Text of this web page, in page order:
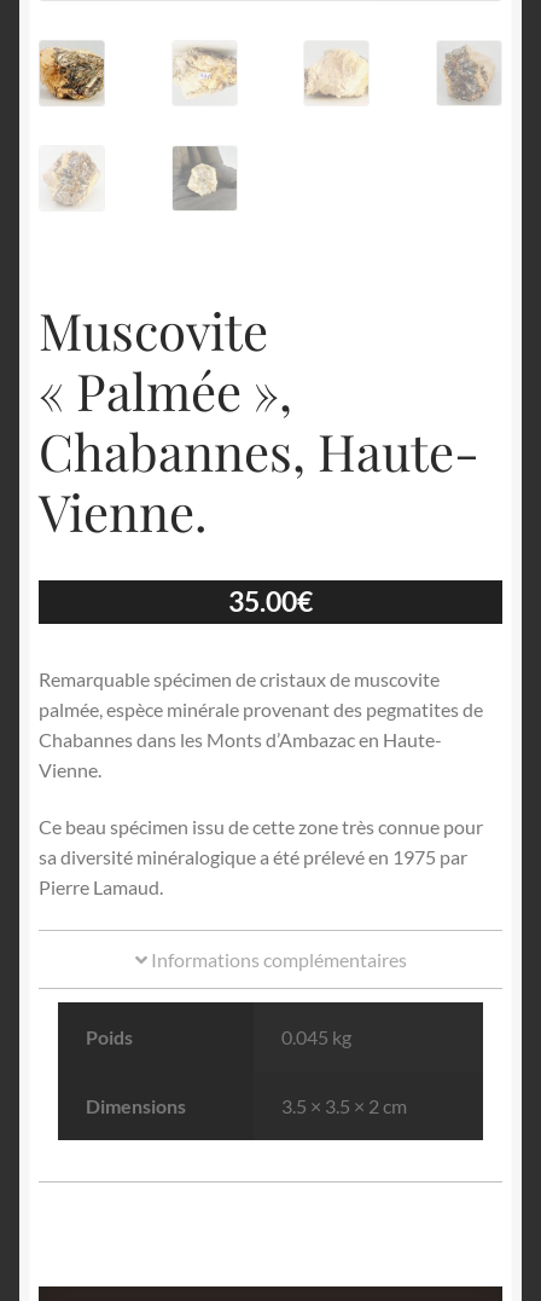
Muscovite
« Palmée »,
Chabannes, Haute-
Vienne.
35.00€
Remarquable spécimen de cristaux de muscovite
palmée, espèce minérale provenant des pegmatites de
Chabannes dans les Monts d’Ambazac en Haute-
Vienne.
Ce beau spécimen issu de cette zone très connue pour
sa diversité minéralogique a été prélevé en 1975 par
Pierre Lamaud.
Informations complémentaires
Poids 0.045 kg
Dimensions 3.5 × 3.5 × 2 cm